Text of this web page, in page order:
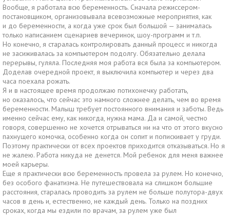
Вообще, я работала всю беременность. Сначала режиссером-
постановщиком, организовывала всевозможные мероприятия, как
и до беременности, а когда уже срок был большой — занималась
только написанием сценариев вечеринок, шоу-программ и т.п.
Но конечно, я старалась контролировать данный процесс и никогда
не засиживалась за компьютером подолгу. Обязательно делала
перерывы, гуляла. Последняя моя работа вся была за компьютером.
Доделав очередной проект, я выключила компьютер и через два
часа поехала рожать.
Я и в настоящее время продолжаю потихонечку работать,
но оказалось, что сейчас это намного сложнее делать, чем во время
беременности. Малыш требует постоянного внимания и заботы. Ведь
именно сейчас ему, как никогда, нужна мама. Да и самой, честно
говоря, совершенно не хочется отрываться ни на что от этого вкусно
пахнущего комочка, особенно когда он сопит и попискивает у груди.
Поэтому практически от всех проектов приходится отказываться. Но я
не жалею. Работа никуда не денется. Мой ребенок для меня важнее
моей карьеры.
Еще я практически всю беременность провела за рулем. Но конечно,
без особого фанатизма. Не путешествовала на слишком большие
расстояния, старалась проводить за рулем не больше полутора-двух
часов в день и, естественно, не каждый день. Только на поздних
сроках, когда мы ездили по врачам, за рулем уже был